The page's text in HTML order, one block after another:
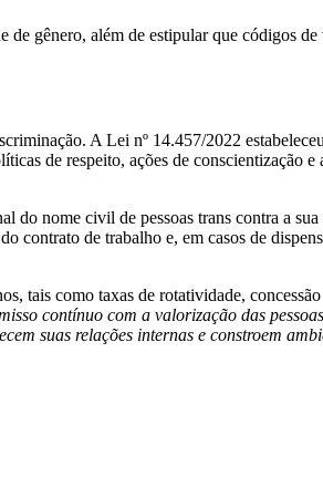
gênero, além de estipular que códigos
A Lei nº 14.457/2022
de respeito, ações de conscientização e
nome civil de pessoas trans contra a
contrato de trabalho e, em casos de
tais como taxas de rotatividade,
contínuo com a valorização das
suas relações internas e constroem